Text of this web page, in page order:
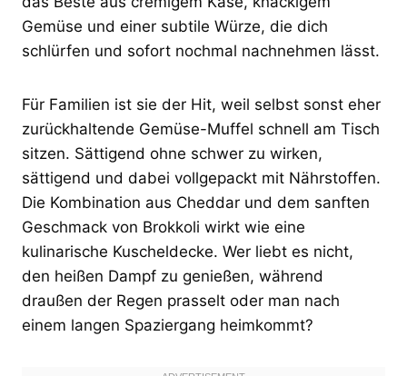
Gemüse und einer subtile Würze, die dich
schlürfen und sofort nochmal nachnehmen lässt.
Für Familien ist sie der Hit, weil selbst sonst eher
zurückhaltende Gemüse-Muffel schnell am Tisch
sitzen. Sättigend ohne schwer zu wirken,
sättigend und dabei vollgepackt mit Nährstoffen.
Die Kombination aus Cheddar und dem sanften
Geschmack von Brokkoli wirkt wie eine
kulinarische Kuscheldecke. Wer liebt es nicht,
den heißen Dampf zu genießen, während
draußen der Regen prasselt oder man nach
einem langen Spaziergang heimkommt?